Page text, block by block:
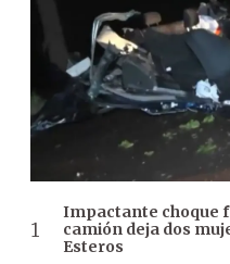
Impactante choque
camión deja dos
Esteros